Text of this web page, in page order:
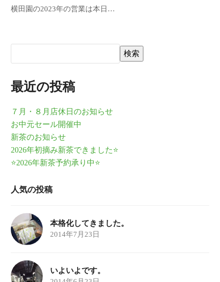
横田園の2023年の営業は本日…
検索
最近の投稿
７月・８月店休日のお知らせ
お中元セール開催中
新茶のお知らせ
2026年初摘み新茶できました⭐
⭐2026年新茶予約承り中⭐
人気の投稿
本格化してきました。
2014年7月23日
いよいよです。